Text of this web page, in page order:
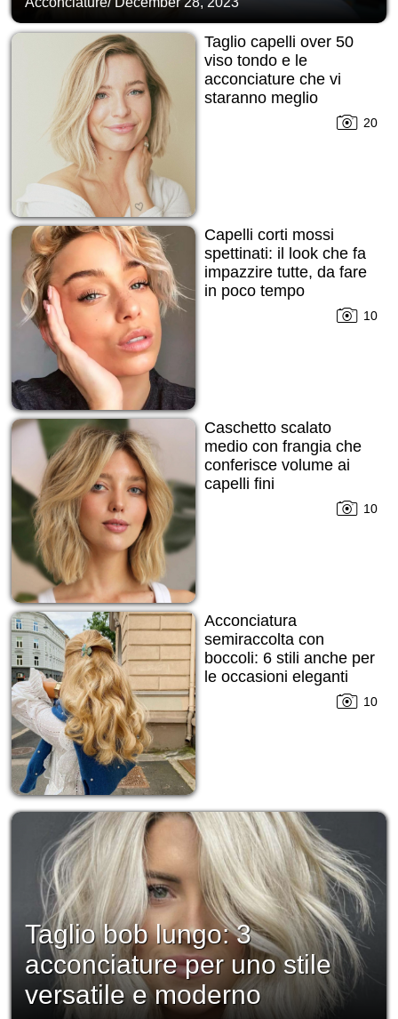
Taglio capelli over 50
viso tondo e le
acconciature che vi
staranno meglio
20
Capelli corti mossi
spettinati: il look che fa
impazzire tutte, da fare
in poco tempo
10
Caschetto scalato
medio con frangia che
conferisce volume ai
capelli fini
10
Acconciatura
semiraccolta con
boccoli: 6 stili anche per
le occasioni eleganti
10
Taglio bob lungo: 3
acconciature per uno stile
versatile e moderno